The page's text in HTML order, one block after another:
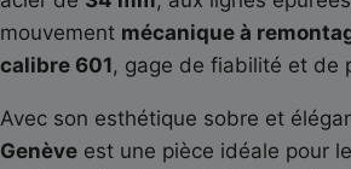
mouvement mécanique à
calibre 601, gage de fiabilité et de
Avec son esthétique sobre et
Genève est une pièce idéale pour